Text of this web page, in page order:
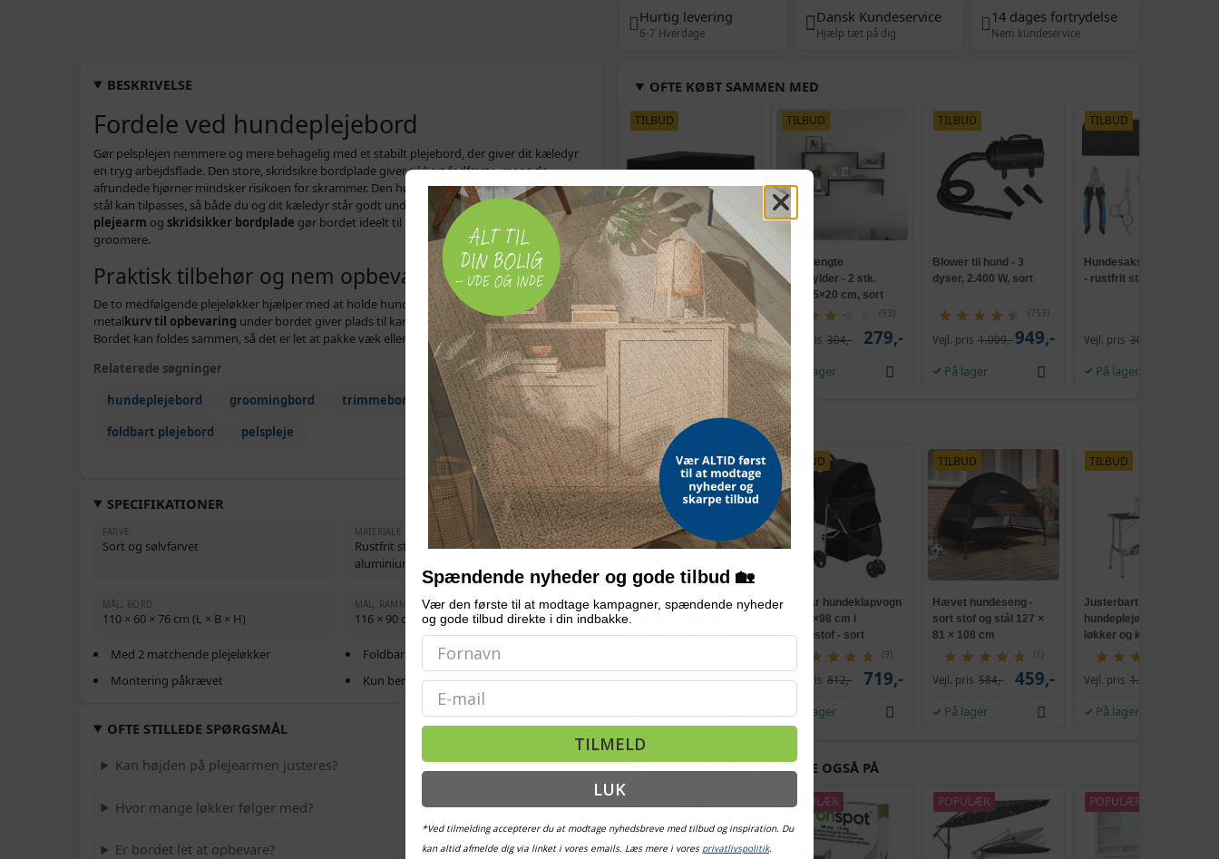
Hurtig levering
6-7 Hverdage
Dansk Kundeservice
Hjælp tæt på dig
14 dages fortrydelse
Nem kundeservice
BESKRIVELSE
Fordele ved hundeplejebord
Gør pelsplejen nemmere og mere behagelig med et stabilt plejebord, der giver dit kæledyr
en tryg arbejdsflade. Den store, skridsikre bordplade giver sikkert fodfæste, mens de
afrundede hjørner mindsker risikoen for skrammer. Den højdejusterbare plejearm i rustfrit
stål kan tilpasses, så både du og dit kæledyr står godt under trimning og vask.Justerbar
plejearm og skridsikker bordplade gør bordet ideelt til både hjemmebrug og mobile
groomere.
Praktisk tilbehør og nem opbevaring
De to medfølgende plejeløkker hjælper med at holde hunden roligt, og den rummelige
metalkurv til opbevaring under bordet giver plads til kamme, shampoo og andet udstyr.
Bordet kan foldes sammen, så det er let at pakke væk eller tage med på farten.
Relaterede søgninger
hundeplejebord
groomingbord
trimmebord til hund
foldbart plejebord
pelspleje
SPECIFIKATIONER
FARVE
Sort og sølvfarvet
MATERIALE
Rustfrit stål, stål, konstrueret træ,
aluminium
MÅL, BORD
110 × 60 × 76 cm (L × B × H)
MÅL, RAMME MED LØKKER
116 × 90 cm (B × H)
Med 2 matchende plejeløkker
Foldbar konstruktion
Montering påkrævet
Kun beregnet til kæledyrsbrug
OFTE STILLEDE SPØRGSMÅL
Kan højden på plejearmen justeres?
Hvor mange løkker følger med?
Er bordet let at opbevare?
OFTE KØBT SAMMEN MED
TILBUD
L-formet
havemøbelovertræk
250×250×90 cm - sort,
12 snørehuller
(496)
379,-
På lager
TILBUD
Væghængte
kubehylder - 2 stk.
100×15×20 cm, sort
konstrueret træ
(93)
Vejl. pris 304,- 279,-
På lager
TILBUD
Blower til hund - 3
dyser, 2.400 W, sort
(753)
Vejl. pris 1.009,-949,-
På lager
TILBUD
Hundesakse sæt 6 dele
- rustfrit stål, sølvfarvet
Vejl. pris 305,-
På lager
ALTERNATIVE VARER
TILBUD
Vaske-/trimmebord til
med 2 seler, foldbart
Vejl. pris 1.154,-839,-
TILBUD
Foldbar hundeklapvogn
80×46×98 cm i
oxfordstof - sort
(9)
Vejl. pris 812,- 719,-
På lager
TILBUD
Hævet hundeseng -
sort stof og stål 127 ×
81 × 108 cm
(1)
Vejl. pris 584,- 459,-
På lager
TILBUD
Justerbart
hundeplejebord med 2
løkker og kurv -
foldbart, sort/sølv
Vejl. pris 1.064,-
På lager
ANDRE KUNDER KIGGEDE OGSÅ PÅ
POPULÆR POPULÆR POPULÆR
Spændende nyheder og gode tilbud 🏡
Vær den første til at modtage kampagner, spændende nyheder
og gode tilbud direkte i din indbakke.
Email
TILMELD
LUK
*Ved tilmelding accepterer du at modtage nyhedsbreve med tilbud og inspiration. Du
kan altid afmelde dig via linket i vores emails. Læs mere i vores privatlivspolitik.